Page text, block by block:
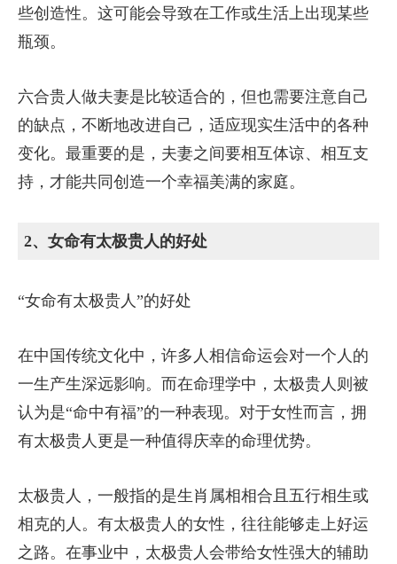
些创造性。这可能会导致在工作或生活上出现某些
瓶颈。
六合贵人做夫妻是比较适合的，但也需要注意自己
的缺点，不断地改进自己，适应现实生活中的各种
变化。最重要的是，夫妻之间要相互体谅、相互支
持，才能共同创造一个幸福美满的家庭。
2、女命有太极贵人的好处
“女命有太极贵人”的好处
在中国传统文化中，许多人相信命运会对一个人的
一生产生深远影响。而在命理学中，太极贵人则被
认为是“命中有福”的一种表现。对于女性而言，拥
有太极贵人更是一种值得庆幸的命理优势。
太极贵人，一般指的是生肖属相相合且五行相生或
相克的人。有太极贵人的女性，往往能够走上好运
之路。在事业中，太极贵人会带给女性强大的辅助